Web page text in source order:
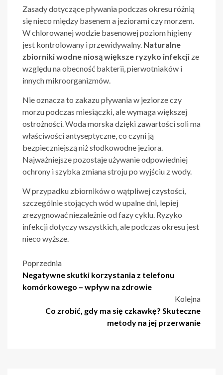
Zasady dotyczące pływania podczas okresu różnią
się nieco między basenem a jeziorami czy morzem.
W chlorowanej wodzie basenowej poziom higieny
jest kontrolowany i przewidywalny. Naturalne
zbiorniki wodne niosą większe ryzyko infekcji ze
względu na obecność bakterii, pierwotniaków i
innych mikroorganizmów.
Nie oznacza to zakazu pływania w jeziorze czy
morzu podczas miesiączki, ale wymaga większej
ostrożności. Woda morska dzięki zawartości soli ma
właściwości antyseptyczne, co czyni ją
bezpieczniejszą niż słodkowodne jeziora.
Najważniejsze pozostaje używanie odpowiedniej
ochrony i szybka zmiana stroju po wyjściu z wody.
W przypadku zbiorników o wątpliwej czystości,
szczególnie stojących wód w upalne dni, lepiej
zrezygnować niezależnie od fazy cyklu. Ryzyko
infekcji dotyczy wszystkich, ale podczas okresu jest
nieco wyższe.
Nawigacja
wpisu
Poprzednia
Negatywne skutki korzystania z telefonu
komórkowego – wpływ na zdrowie
Kolejna
Co zrobić, gdy ma się czkawkę? Skuteczne
metody na jej przerwanie